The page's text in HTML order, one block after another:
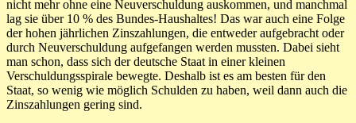
nicht mehr ohne eine Neuverschuldung auskommen, und manchmal
lag sie über 10 % des Bundes-Haushaltes! Das war auch eine Folge
der hohen jährlichen Zinszahlungen, die entweder aufgebracht oder
durch Neuverschuldung aufgefangen werden mussten. Dabei sieht
man schon, dass sich der deutsche Staat in einer kleinen
Verschuldungsspirale bewegte. Deshalb ist es am besten für den
Staat, so wenig wie möglich Schulden zu haben, weil dann auch die
Zinszahlungen gering sind.